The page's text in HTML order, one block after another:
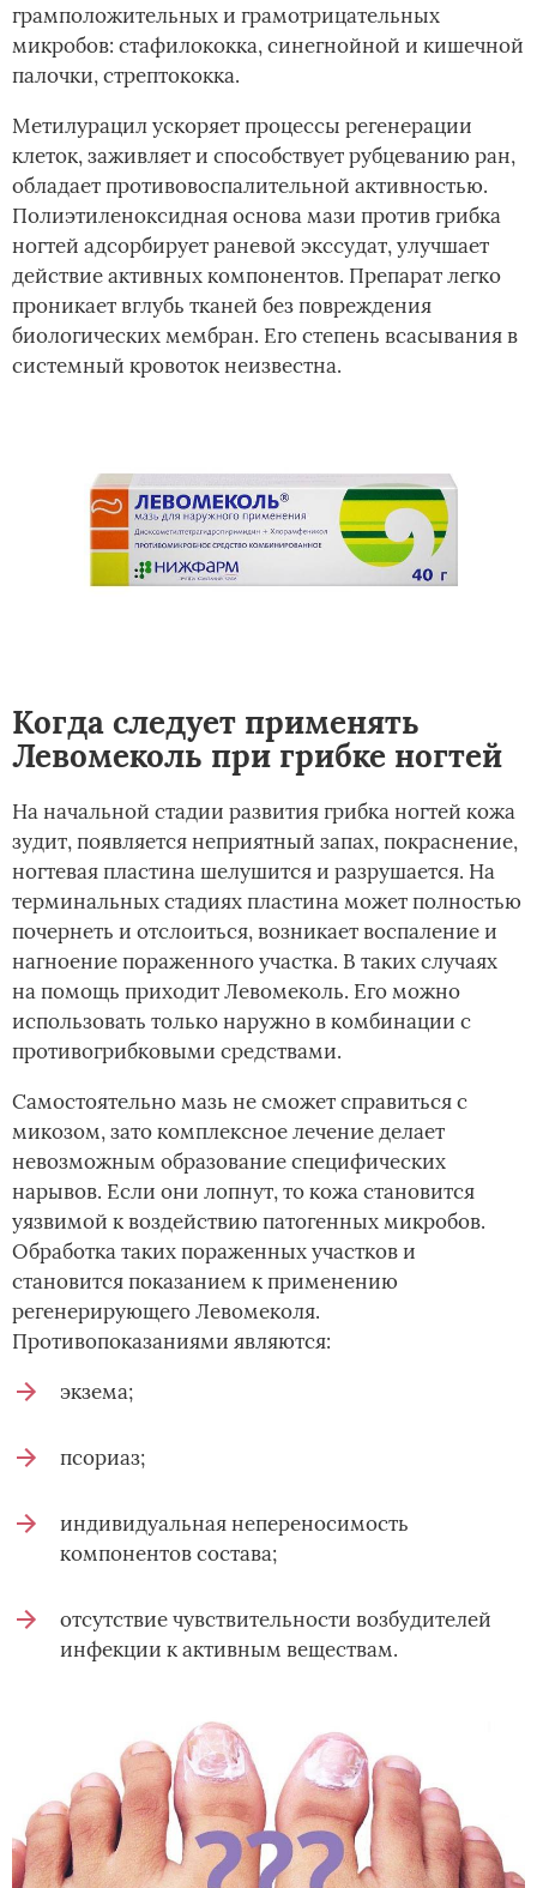
грамположительных и грамотрицательных
микробов: стафилококка, синегнойной и кишечной
палочки, стрептококка.
Метилурацил ускоряет процессы регенерации
клеток, заживляет и способствует рубцеванию ран,
обладает противовоспалительной активностью.
Полиэтиленоксидная основа мази против грибка
ногтей адсорбирует раневой экссудат, улучшает
действие активных компонентов. Препарат легко
проникает вглубь тканей без повреждения
биологических мембран. Его степень всасывания в
системный кровоток неизвестна.
Когда следует применять
Левомеколь при грибке ногтей
На начальной стадии развития грибка ногтей кожа
зудит, появляется неприятный запах, покраснение,
ногтевая пластина шелушится и разрушается. На
терминальных стадиях пластина может полностью
почернеть и отслоиться, возникает воспаление и
нагноение пораженного участка. В таких случаях
на помощь приходит Левомеколь. Его можно
использовать только наружно в комбинации с
противогрибковыми средствами.
Самостоятельно мазь не сможет справиться с
микозом, зато комплексное лечение делает
невозможным образование специфических
нарывов. Если они лопнут, то кожа становится
уязвимой к воздействию патогенных микробов.
Обработка таких пораженных участков и
становится показанием к применению
регенерирующего Левомеколя.
Противопоказаниями являются:
экзема;
псориаз;
индивидуальная непереносимость
компонентов состава;
отсутствие чувствительности возбудителей
инфекции к активным веществам.